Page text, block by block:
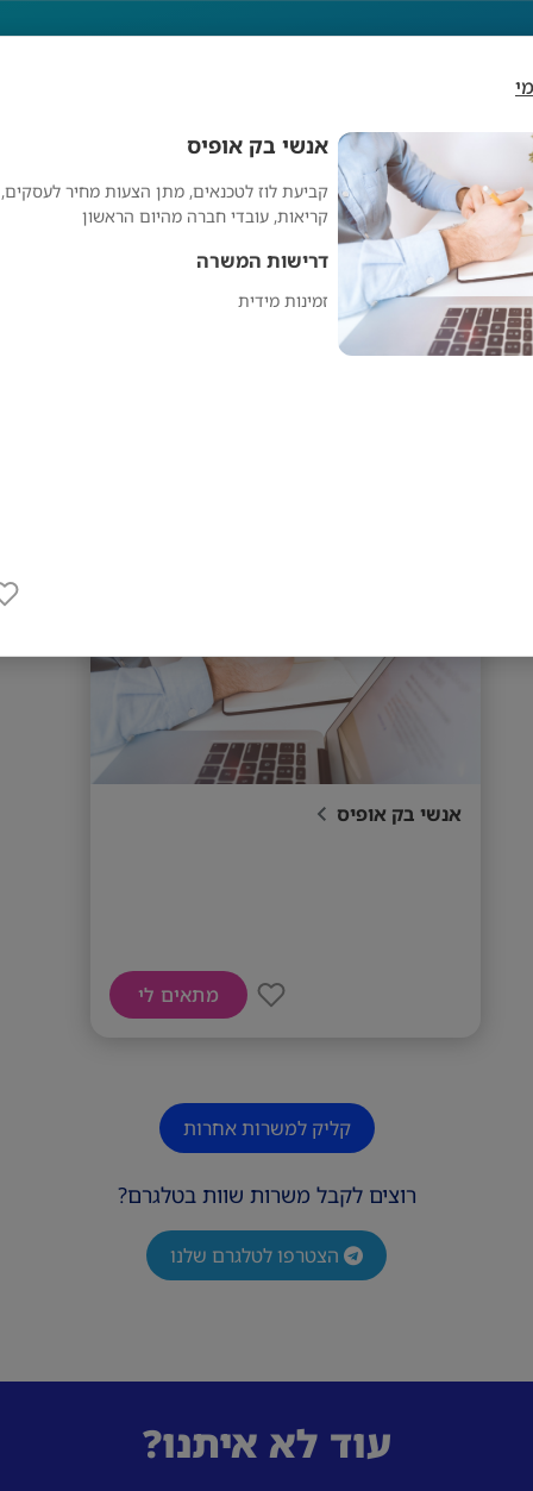
אנשי בק אופיס
קביעת לוז לטכנאים, מתן הצעות מחיר
קריאות, עובדי חברה מהיום הראשון
דרישות המשרה
זמינות מידית
אנשי בק אופיס
אנשי בק אופיס
מתאים לי
קליק למשרות אחרות
רוצים לקבל משרות שוות בטלגרם?
הצטרפו לטלגרם שלנו
עוד לא איתנו?